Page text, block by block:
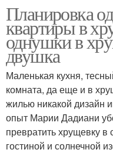
Планировка
квартиры в
однушки в
двушка
Маленькая кухня,
комната, да еще и в
жилью никакой дизайн
опыт Марии Дадиани
превратить хрущевку
гостиной и солнечной